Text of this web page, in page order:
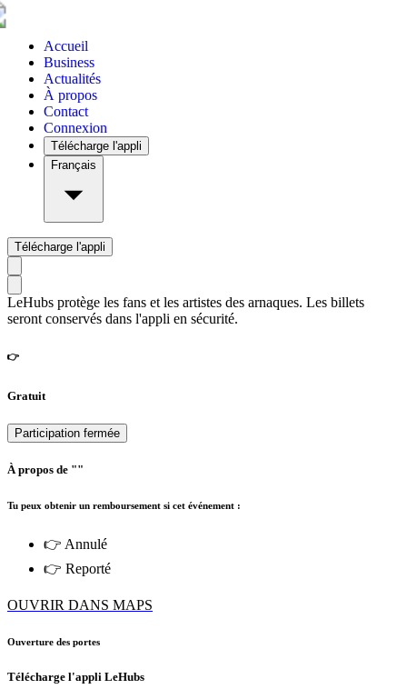
Accueil
Business
Actualités
À propos
Contact
Connexion
Télécharge l'appli
Français
Télécharge l'appli
LeHubs protège les fans et les artistes des arnaques. Les billets
seront conservés dans l'appli en sécurité.
👉
Gratuit
Participation fermée
À propos de ""
Tu peux obtenir un remboursement si cet événement :
👉 Annulé
👉 Reporté
OUVRIR DANS MAPS
Ouverture des portes
Télécharge l'appli LeHubs